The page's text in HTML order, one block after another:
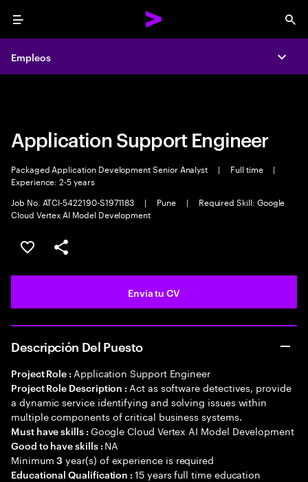
Menu
Empleos
Empleos
Application Support Engineer
Packaged Application Development Senior Analyst | Full time
|
Experience: 2-5 years
Job No. ATCI-5422190-S1971183
| Pune |
Required Skill: Google
Cloud Vertex AI Model Development
Guardar oferta
Compartir
Envia tu CV
Descripción Del Puesto
Project Role : Application Support Engineer
Project Role Description : Act as software detectives, provide
a dynamic service identifying and solving issues within
multiple components of critical business systems.
Must have skills : Google Cloud Vertex AI Model Development
Good to have skills : NA
Minimum3 year(s) of experience is required
Educational Qualification :15 years full time education